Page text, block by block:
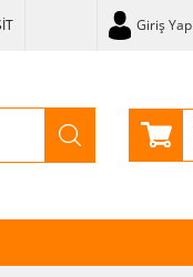
Giriş Yap